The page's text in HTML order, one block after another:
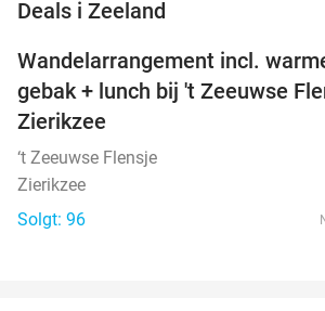
Deals i Zeeland
DAG
Wandelarrangement incl.
gebak + lunch bij 't Zeeuwse
Zierikzee
‘t Zeeuwse Flensje
Zierikzee
Solgt: 96